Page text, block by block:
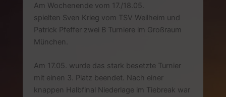
Am Wochenende vom 17./18.05.
spielten Sven Krieg vom TSV Weilheim und
Patrick Pfeffer zwei B Turniere im Großraum
München.
Am 17.05. wurde das stark besetzte Turnier
mit einen 3. Platz beendet. Nach einer
knappen Halbfinal Niederlage im Tiebreak war